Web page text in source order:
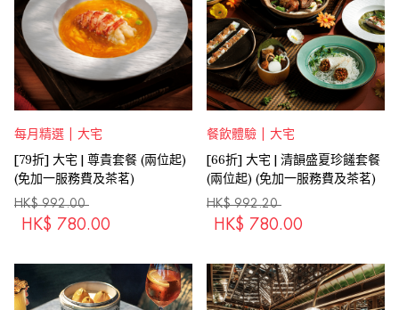
每月精選 | 大宅
[79折] 大宅 | 尊貴套餐 (兩位起)
(免加一服務費及茶茗)
HK$ 992.00
HK$ 780.00
餐飲體驗 | 大宅
[66折] 大宅 | 清韻盛夏珍饈套餐
(兩位起) (免加一服務費及茶茗)
HK$ 992.20
HK$ 780.00